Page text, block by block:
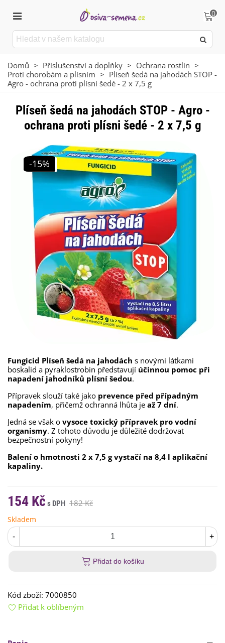
0
Domů > Příslušenství a doplňky > Ochrana rostlin >
Proti chorobám a plísním > Plíseň šedá na jahodách STOP -
Agro - ochrana proti plísni šedé - 2 x 7,5 g
Plíseň šedá na jahodách STOP - Agro -
ochrana proti plísni šedé - 2 x 7,5 g
-15%
Fungicid Plíseň šedá na jahodách s novými látkami
boskalid a pyraklostrobin představují účinnou pomoc při
napadení jahodníků plísní šedou.
Přípravek slouží také jako prevence před případným
napadením, přičemž ochranná lhůta je až 7 dní.
Jedná se však o vysoce toxický přípravek pro vodní
organismy. Z tohoto důvodu je důležité dodržovat
bezpečnostní pokyny!
Balení o hmotnosti 2 x 7,5 g vystačí na 8,4 l aplikační
kapaliny.
154 Kč 182 Kč
Skladem
- +
Přidat do košíku
Kód zboží: 7000850
Přidat k oblíbeným